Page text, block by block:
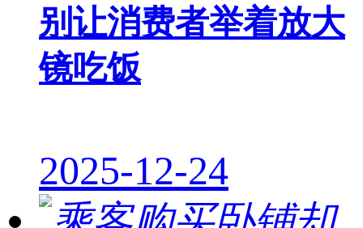
别让消费者举着放大
镜吃饭
2025-12-24